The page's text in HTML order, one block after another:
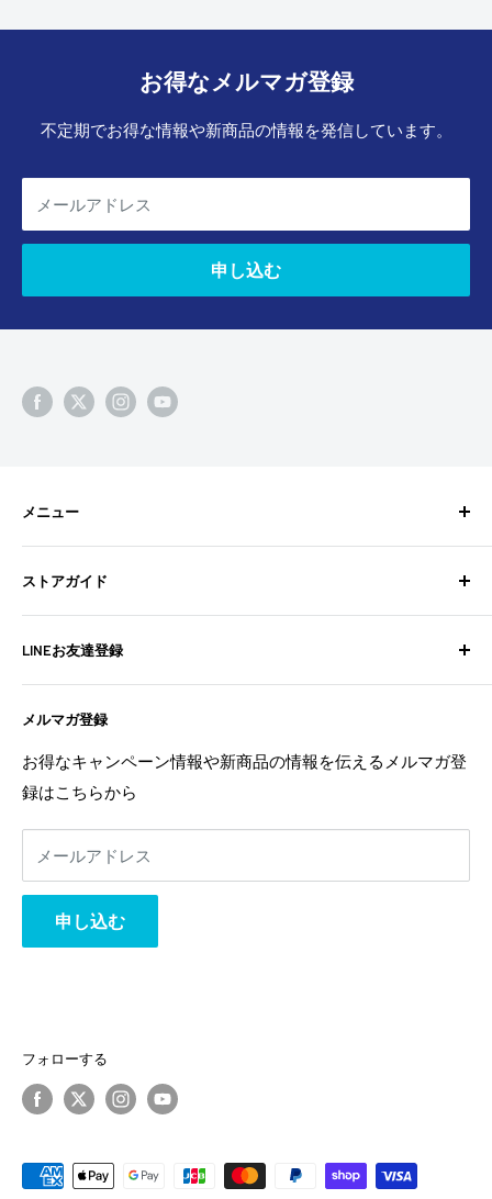
お得なメルマガ登録
不定期でお得な情報や新商品の情報を発信しています。
メールアドレス
申し込む
メニュー
検索
BixpyJetとは
BIXPY JETインストールガイド
フォトギャラリー
よくある質問
お問い合わせ
利用規約
返金ポリシー
ストアガイド
よくある質問
お問い合わせ
配送ポリシー
特定商取引法に基づく表記
返金ポリシー
プライバシーポリシー
利用規約
事業者様へ
相互リンク
メルマガ登録
お得なキャンペーン情報や新商品の情報を伝えるメルマガ登
録はこちらから
メールアドレス
申し込む
LINEお友達登録
フォローする